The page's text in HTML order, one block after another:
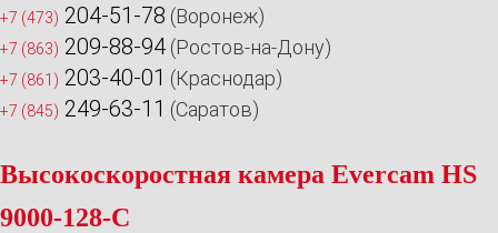
+7 (473) 204-51-78 (Воронеж)
+7 (863) 209-88-94 (Ростов-на-Дону)
+7 (861) 203-40-01 (Краснодар)
+7 (845) 249-63-11 (Саратов)
Высокоскоростная камера Evercam HS
9000-128-C